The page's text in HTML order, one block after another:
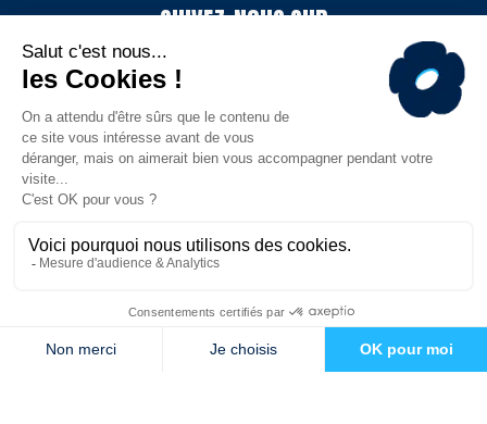
SUIVEZ-NOUS SUR
TÉLÉCHARGEZ L'APP
© MHR - Site officiel - Tous droits réservés